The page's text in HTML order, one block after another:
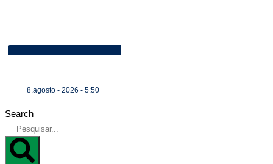
8.agosto - 2026 - 5:50
Search